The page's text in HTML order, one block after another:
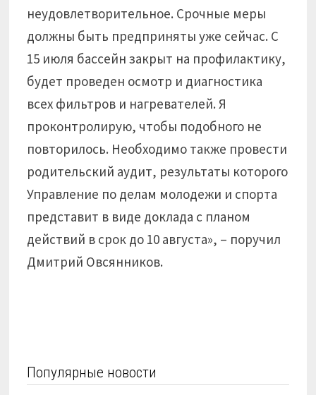
неудовлетворительное. Срочные меры
должны быть предприняты уже сейчас. С
15 июля бассейн закрыт на профилактику,
будет проведен осмотр и диагностика
всех фильтров и нагревателей. Я
проконтролирую, чтобы подобного не
повторилось. Необходимо также провести
родительский аудит, результаты которого
Управление по делам молодежи и спорта
представит в виде доклада с планом
действий в срок до 10 августа», – поручил
Дмитрий Овсянников.
Популярные новости